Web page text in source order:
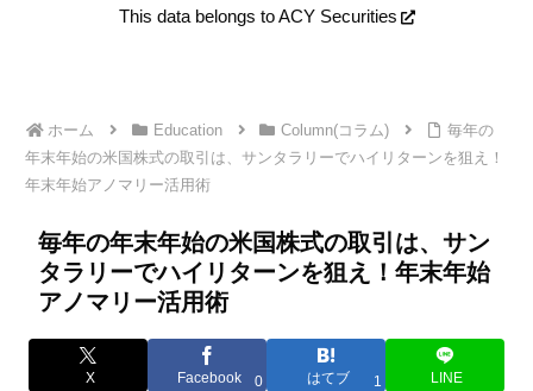
This data belongs to ACY Securities
ホーム Education Column(コラム)
毎年の
年末年始の米国株式の取引は、サンタラリーでハイリターンを狙え！
年末年始アノマリー活用術
毎年の年末年始の米国株式の取引は、サン
タラリーでハイリターンを狙え！年末年始
アノマリー活用術
X Facebook 0 はてブ 1 LINE